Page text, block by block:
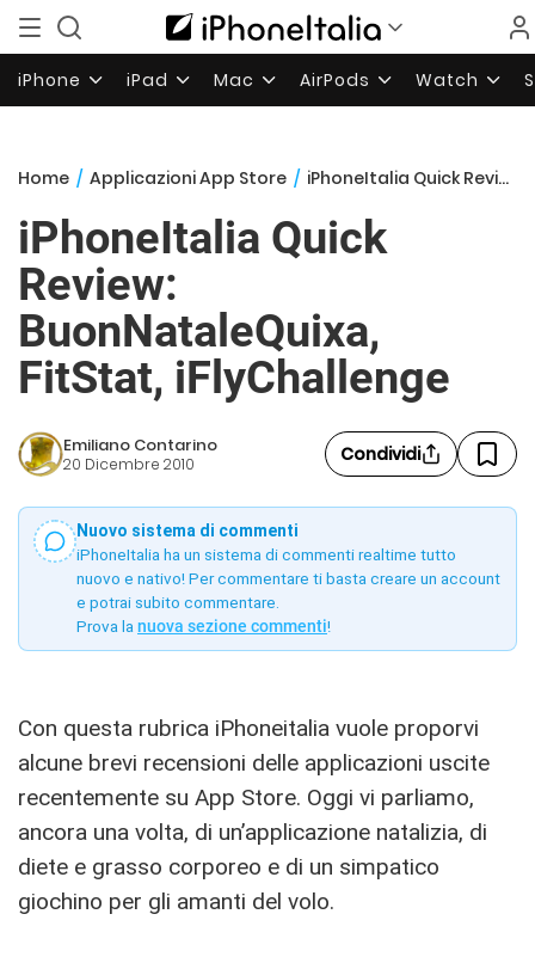
iPhone iPad Mac AirPods Watch
Home / Applicazioni App Store / iPhoneItalia Quick Review: BuonNataleQuixa, FitStat, iFlyChallenge
iPhoneItalia Quick
Review:
BuonNataleQuixa,
FitStat, iFlyChallenge
Emiliano Contarino
20 Dicembre 2010 Condividi
Nuovo sistema di commenti
iPhoneItalia ha un sistema di commenti realtime tutto
nuovo e nativo! Per commentare ti basta creare un account
e potrai subito commentare.
Prova la nuova sezione commenti!
Con questa rubrica iPhoneitalia vuole proporvi
alcune brevi recensioni delle applicazioni uscite
recentemente su App Store. Oggi vi parliamo,
ancora una volta, di un’applicazione natalizia, di
diete e grasso corporeo e di un simpatico
giochino per gli amanti del volo.